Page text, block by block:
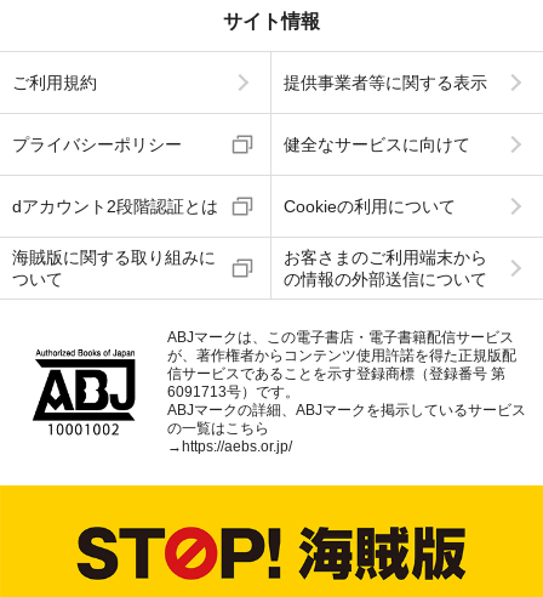
サイト情報
ご利用規約 提供事業者等に関する表示
プライバシーポリシー 健全なサービスに向けて
dアカウント2段階認証とは Cookieの利用について
海賊版に関する取り組みに
ついて
お客さまのご利用端末から
の情報の外部送信について
ABJマークは、この電子書店・電子書籍配信サービス
が、著作権者からコンテンツ使用許諾を得た正規版配
信サービスであることを示す登録商標（登録番号 第
6091713号）です。
ABJマークの詳細、ABJマークを掲示しているサービス
の一覧はこちら
→ https://aebs.or.jp/